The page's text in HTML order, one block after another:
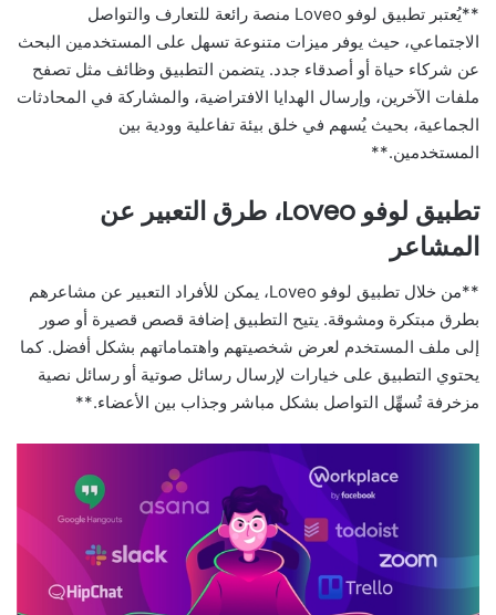
**يُعتبر تطبيق لوفو Loveo منصة رائعة للتعارف والتواصل
الاجتماعي، حيث يوفر ميزات متنوعة تسهل على المستخدمين البحث
عن شركاء حياة أو أصدقاء جدد. يتضمن التطبيق وظائف مثل تصفح
ملفات الآخرين، وإرسال الهدايا الافتراضية، والمشاركة في المحادثات
الجماعية، بحيث يُسهم في خلق بيئة تفاعلية وودية بين
المستخدمين.**
تطبيق لوفو Loveo، طرق التعبير عن
المشاعر
**من خلال تطبيق لوفو Loveo، يمكن للأفراد التعبير عن مشاعرهم
بطرق مبتكرة ومشوقة. يتيح التطبيق إضافة قصص قصيرة أو صور
إلى ملف المستخدم لعرض شخصيتهم واهتماماتهم بشكل أفضل. كما
يحتوي التطبيق على خيارات لإرسال رسائل صوتية أو رسائل نصية
مزخرفة تُسهِّل التواصل بشكل مباشر وجذاب بين الأعضاء.**